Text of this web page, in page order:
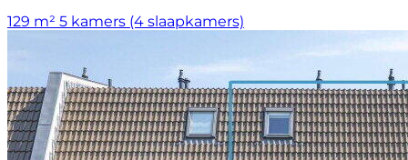
129 m² 5 kamers (4 slaapkamers)